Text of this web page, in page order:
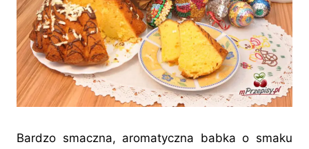
Bardzo smaczna, aromatyczna babka o smaku